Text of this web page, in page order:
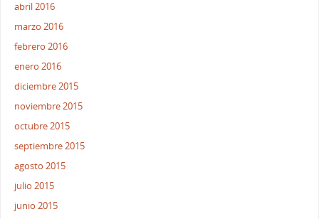
abril 2016
marzo 2016
febrero 2016
enero 2016
diciembre 2015
noviembre 2015
octubre 2015
septiembre 2015
agosto 2015
julio 2015
junio 2015